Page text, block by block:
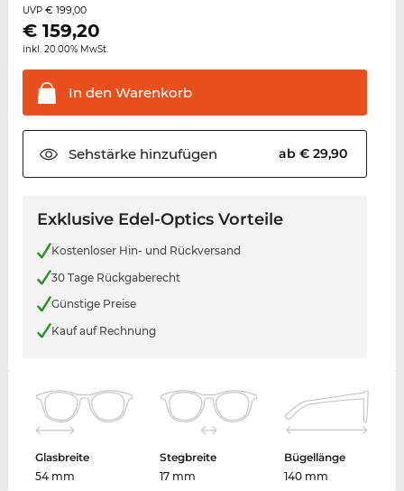
UVP € 199,00
€ 159,20
inkl. 20.00% MwSt.
In den Warenkorb
Sehstärkehinzufügen ab € 29,90
Exklusive Edel-Optics Vorteile
Kostenloser Hin- und Rückversand
30 Tage Rückgaberecht
Günstige Preise
Kauf auf Rechnung
Glasbreite
54 mm
Stegbreite
17 mm
Bügellänge
140 mm